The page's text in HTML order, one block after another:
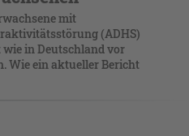
mit
(ADHS)
in Deutschland vor
Wie ein aktueller Bericht